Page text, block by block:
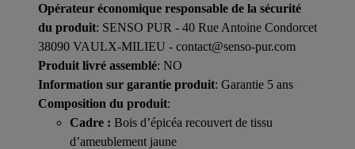
Opérateur économique responsable de la sécurité
du produit: SENSO PUR - 40 Rue Antoine Condorcet
38090 VAULX-MILIEU - contact@senso-pur.com
Produit livré assemblé: NO
Information sur garantie produit: Garantie 5 ans
Composition du produit:
Cadre : Bois d’épicéa recouvert de tissu
d’ameublement jaune